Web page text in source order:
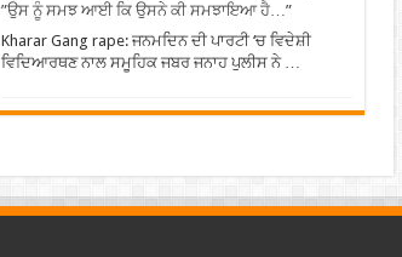
”ਉਸ ਨੂੰ ਸਮਝ ਆਈ ਕਿ ਉਸਨੇ ਕੀ ਸਮਝਾਇਆ ਹੈ…”
Kharar Gang rape: ਜਨਮਦਿਨ ਦੀ ਪਾਰਟੀ ‘ਚ ਵਿਦੇਸ਼ੀ
ਵਿਦਿਆਰਥਣ ਨਾਲ ਸਮੂਹਿਕ ਜਬਰ ਜਨਾਹ ਪੁਲੀਸ ਨੇ …